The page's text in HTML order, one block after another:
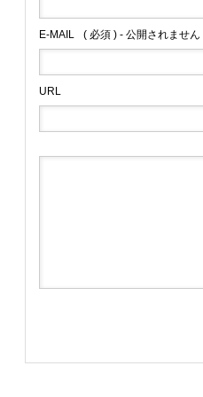
E-MAIL ( 必須 ) - 公開されません
URL